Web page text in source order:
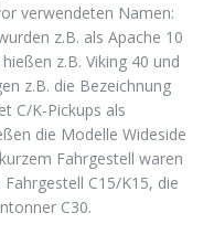
verwendeten Namen:
z.B. als Apache 10
z.B. Viking 40 und
z.B. die Bezeichnung
C/K-Pickups als
die Modelle Wideside
Fahrgestell waren
C15/K15, die
C30.